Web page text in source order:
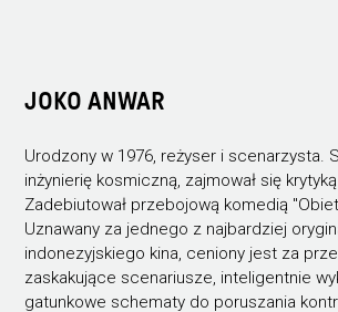
JOKO ANWAR
Urodzony w 1976, reżyser i scenarzysta.
inżynierię kosmiczną, zajmował się
Zadebiutował przebojową komedią
Uznawany za jednego z najbardziej
indonezyjskiego kina, ceniony jest za
zaskakujące scenariusze, inteligentnie
gatunkowe schematy do poruszania